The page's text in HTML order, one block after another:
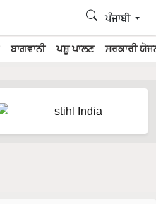
ਬਾਗਵਾਨੀ ਪਸ਼ੂ ਪਾਲਣ ਸਰਕਾਰੀ
ਪੰਜਾਬੀ